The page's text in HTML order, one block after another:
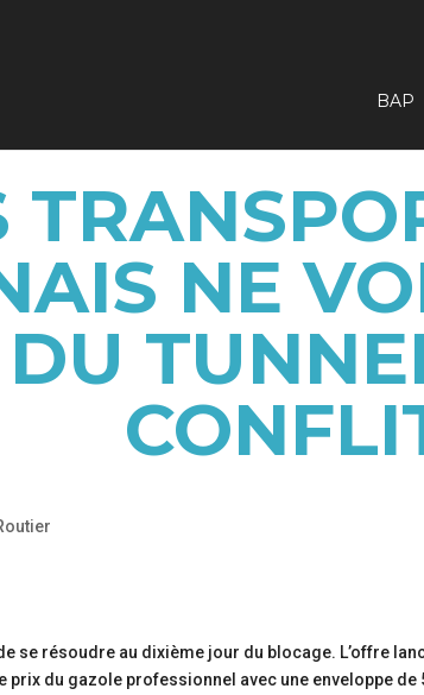
BAP
NE
se résoudre au dixième jour du blocage. L’offre
du gazole professionnel avec une enveloppe de